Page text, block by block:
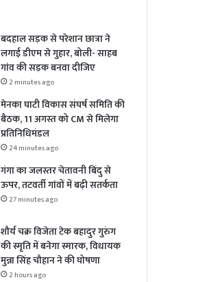
बदहाल सड़क से परेशान छात्रा ने
लगाई डीएम से गुहार, बोली- साहब
गांव की सड़क बनवा दीजिए
2 minutes ago
मेनका घाटी विकास संघर्ष समिति की
बैठक, 11 अगस्त को CM से मिलेगा
प्रतिनिधिमंडल
24 minutes ago
गंगा का जलस्तर चेतावनी बिंदु से
ऊपर, तटवर्ती गांवों में बढ़ी सतर्कता
27 minutes ago
शौर्य चक्र विजेता टेक बहादुर गुरुंग
की स्मृति में बनेगा स्मारक, विधायक
मुन्ना सिंह चौहान ने की घोषणा
2 hours ago